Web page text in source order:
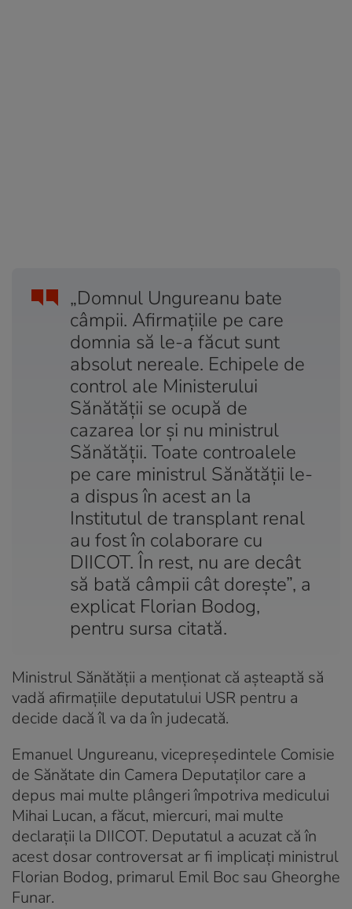
„Domnul Ungureanu bate
câmpii. Afirmaţiile pe care
domnia să le-a făcut sunt
absolut nereale. Echipele de
control ale Ministerului
Sănătăţii se ocupă de
cazarea lor şi nu ministrul
Sănătăţii. Toate controalele
pe care ministrul Sănătăţii le-
a dispus în acest an la
Institutul de transplant renal
au fost în colaborare cu
DIICOT. În rest, nu are decât
să bată câmpii cât doreşte”, a
explicat Florian Bodog,
pentru sursa citată.
Ministrul Sănătății a menționat că așteaptă să
vadă afirmațiile deputatului USR pentru a
decide dacă îl va da în judecată.
Emanuel Ungureanu, vicepreşedintele Comisie
de Sănătate din Camera Deputaţilor care a
depus mai multe plângeri împotriva medicului
Mihai Lucan, a făcut, miercuri, mai multe
declaraţii la DIICOT. Deputatul a acuzat că în
acest dosar controversat ar fi implicați ministrul
Florian Bodog, primarul Emil Boc sau Gheorghe
Funar.